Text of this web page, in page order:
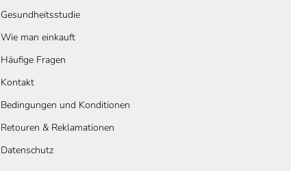
Gesundheitsstudie
Wie man einkauft
Häufige Fragen
Kontakt
Bedingungen und Konditionen
Retouren & Reklamationen
Datenschutz